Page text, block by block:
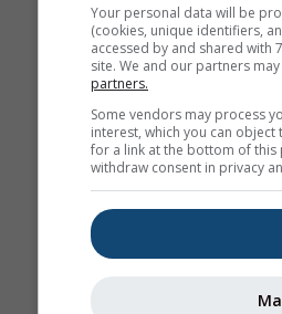
Your personal data will be
(cookies, unique identifiers,
accessed by and shared with
site. We and our partners
partners.
Some vendors may process
interest, which you can
for a link at the bottom of this
withdraw consent in privacy